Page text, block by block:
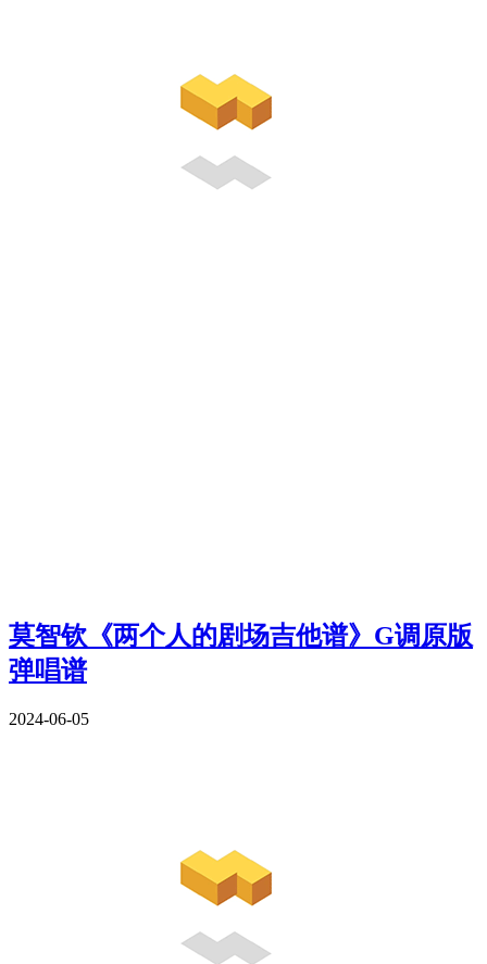
莫智钦《两个人的剧场吉他谱》G调原版
弹唱谱
2024-06-05